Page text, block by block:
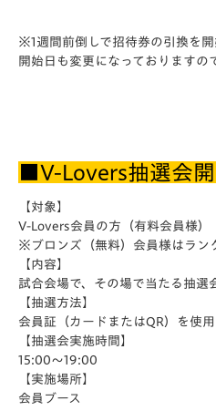
※1週間前倒しで招待券の引換を開
開始日も変更になっておりますの
■V-Lovers抽選会開
【対象】
V-Lovers会員の方（有料会員様）
※ブロンズ（無料）会員様はラン
【内容】
試合会場で、その場で当たる抽選
【抽選方法】
会員証（カードまたはQR）を使
【抽選会実施時間】
15:00～19:00
【実施場所】
会員ブース